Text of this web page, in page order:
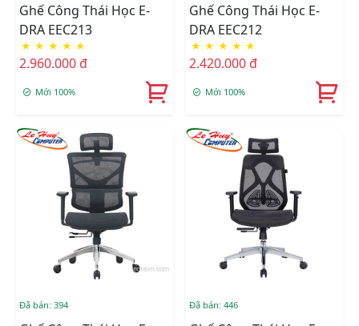
Ghế Công Thái Học E-
DRA EEC213
★ ★ ★ ★ ★
2.960.000 đ
Mới 100%
Ghế Công Thái Học E-
DRA EEC212
★ ★ ★ ★ ★
2.420.000 đ
Mới 100%
Đã bán: 394 Đã bán: 446